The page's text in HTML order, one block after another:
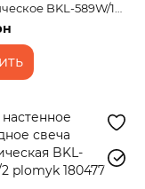
BKL-589W/1